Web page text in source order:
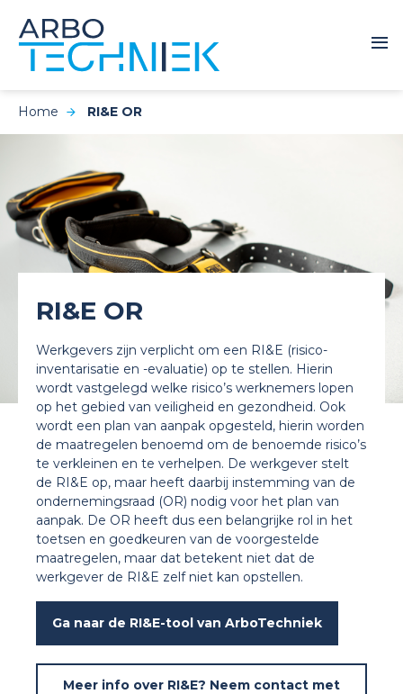
Home RI&E OR
RI&E OR
Werkgevers zijn verplicht om een RI&E (risico-
inventarisatie en -evaluatie) op te stellen. Hierin
wordt vastgelegd welke risico’s werknemers lopen
op het gebied van veiligheid en gezondheid. Ook
wordt een plan van aanpak opgesteld, hierin worden
de maatregelen benoemd om de benoemde risico’s
te verkleinen en te verhelpen. De werkgever stelt
de RI&E op, maar heeft daarbij instemming van de
ondernemingsraad (OR) nodig voor het plan van
aanpak. De OR heeft dus een belangrijke rol in het
toetsen en goedkeuren van de voorgestelde
maatregelen, maar dat betekent niet dat de
werkgever de RI&E zelf niet kan opstellen.
Ga naar de RI&E-tool van ArboTechniek
Meer info over RI&E? Neem contact met